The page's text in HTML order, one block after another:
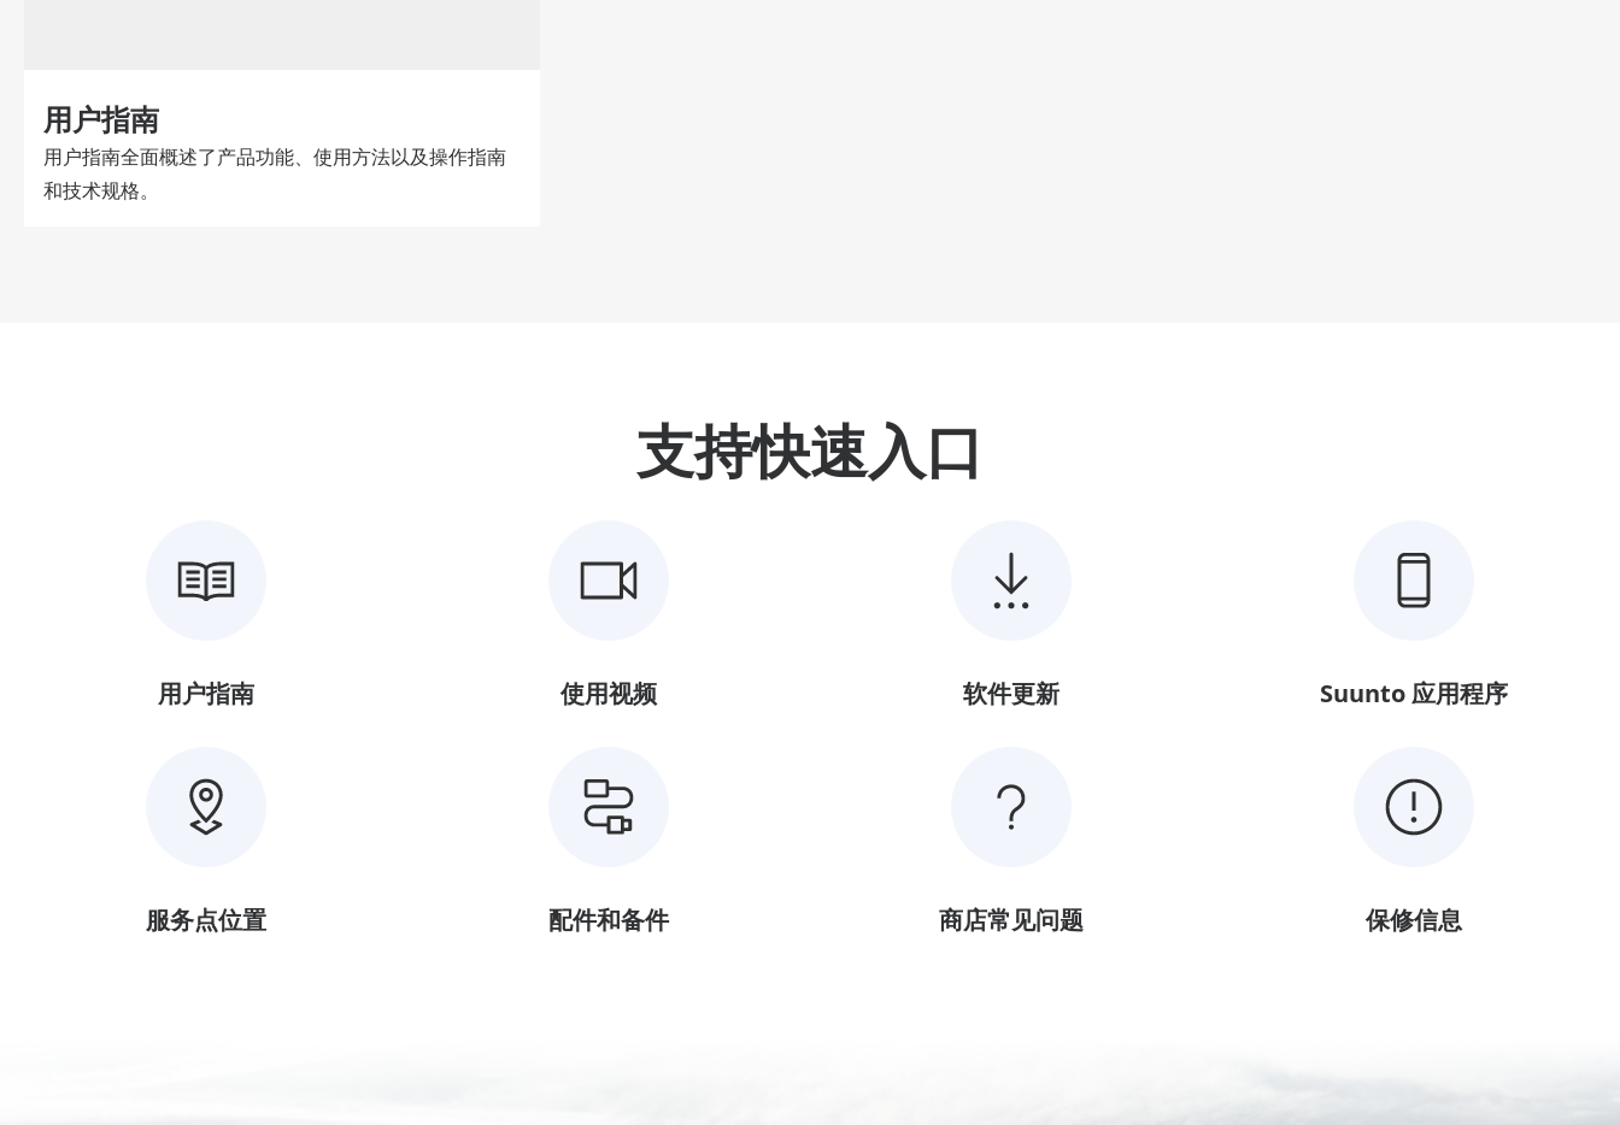
用户指南
用户指南全面概述了产品功能、使用方法以及操作指南
和技术规格。
支持快速入口
用户指南 使用视频 软件更新 Suunto 应用程序
服务点位置 配件和备件 商店常见问题 保修信息